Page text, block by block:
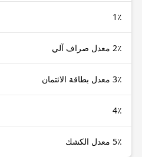
1٪
2٪ معدل صراف آلي
3٪ معدل بطاقة الائتمان
4٪
5٪ معدل الكشك